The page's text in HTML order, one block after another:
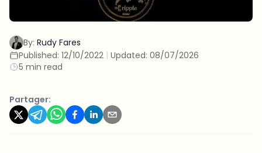
By: Rudy Fares
Published: 12/10/2022 | Updated: 08/07/2026
5 min read
Partager: